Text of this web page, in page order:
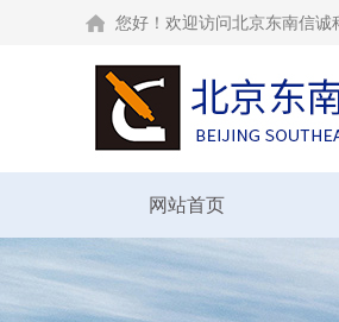
您好！欢迎访问北京东南信诚
网站首页